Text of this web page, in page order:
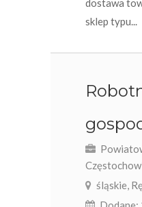
dostawa
sklep typu...
śląskie,